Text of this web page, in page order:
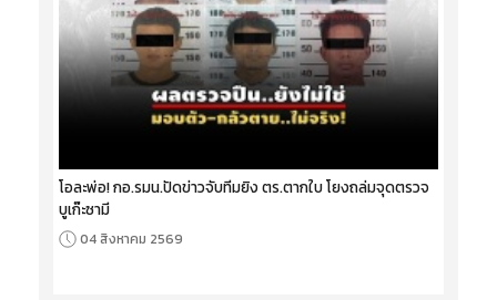
โอละพ่อ! กอ.รมน.ปัดข่าวจับทีมยิง ตร.ตากใบ โยงถล่มจุดตรวจ
บูเก๊ะซามี
04 สิงหาคม 2569